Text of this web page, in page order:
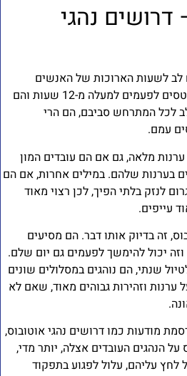
נהגי
לשעות הארוכות של האנשים
העובדים בהם. טייסים למשל טסים לפעמים למעלה מ-12 שעות והם
לכל המתרחש סביבם, הם הרי
עמם.
מלאה, גם אם הם עובדים המון
בערנות שלהם. במילים אחרות, אם הם
לנזק בלתי הפיך, לכן רצוי מאוד
עייפים.
זה בדיוק אותו דבר. הם מסיעים
יכול להימשך לפעמים גם יום שלם.
שנתי, הם נוהגים במסלולים שונים
וזהירות גבוהים מאוד, שאם לא
מודעות כמו דרושים נהגי אוטובוס,
הנהגים העובדים אצלה, יותר מדי,
עליהם, עלול לפגוע בתפקוד